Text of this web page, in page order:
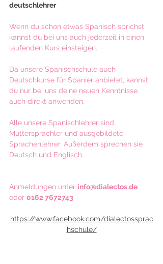
deutschlehrer
Wenn du schon etwas Spanisch sprichst,
kannst du bei uns auch jederzeit in einen
laufenden Kurs einsteigen.
Da unsere Spanischschule auch
Deutschkurse für Spanier anbietet, kannst
du nur bei uns deine neuen Kenntnisse
auch direkt anwenden.​
Alle unsere Spanischlehrer sind
Muttersprachler und ausgebildete
Sprachenlehrer. Außerdem sprechen sie
Deutsch und Englisch.
Anmeldungen unter info@dialectos.de
oder 0162 7672743
https://www.facebook.com/dialectossprac
hschule/